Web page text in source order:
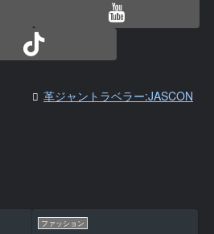
革ジャントラベラー:JASCON
ファッション